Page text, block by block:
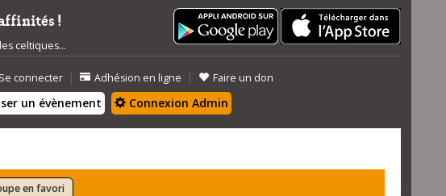
!
celtiques...
Se connecter | Adhésion en ligne | Faire un don
un évènement Connexion Admin
en favori